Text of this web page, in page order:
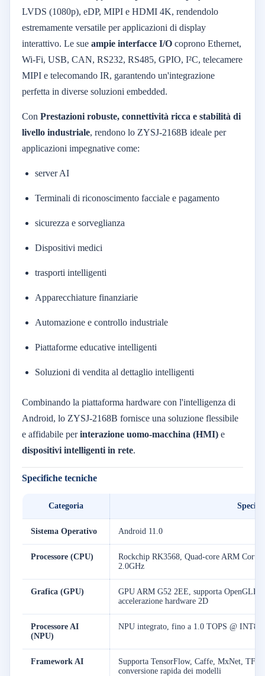
LVDS (1080p), eDP, MIPI e HDMI 4K, rendendolo
estremamente versatile per applicazioni di display
interattivo. Le sue ampie interfacce I/O coprono Ethernet,
Wi-Fi, USB, CAN, RS232, RS485, GPIO, I²C, telecamere
MIPI e telecomando IR, garantendo un'integrazione
perfetta in diverse soluzioni embedded.
Con Prestazioni robuste, connettività ricca e stabilità di
livello industriale, rendono lo ZYSJ-2168B ideale per
applicazioni impegnative come:
server AI
Terminali di riconoscimento facciale e pagamento
sicurezza e sorveglianza
Dispositivi medici
trasporti intelligenti
Apparecchiature finanziarie
Automazione e controllo industriale
Piattaforme educative intelligenti
Soluzioni di vendita al dettaglio intelligenti
Combinando la piattaforma hardware con l'intelligenza di
Android, lo ZYSJ-2168B fornisce una soluzione flessibile
e affidabile perinterazione uomo-macchina (HMI) e
dispositivi intelligenti in rete.
Specifiche tecniche
Categoria
Sistema Operativo Android 11.0
Processore (CPU)
Rockchip RK3568, Quad-core ARM
2.0GHz
Grafica (GPU)
GPU ARM G52 2EE, supporta
accelerazione hardware 2D
Processore AI
(NPU)
NPU integrato, fino a 1.0 TOPS @ INT8
Framework AI
Supporta TensorFlow, Caffe, MxNet, TF
conversione rapida dei modelli